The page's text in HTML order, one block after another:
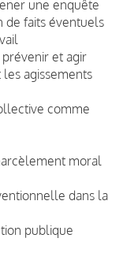
une enquête
de faits éventuels
prévenir et agir
agissements
comme
moral
dans la
publique